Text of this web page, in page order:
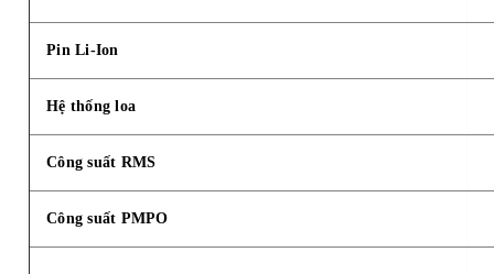
Pin Li-Ion
Hệ thống loa
Công suất RMS
Công suất PMPO